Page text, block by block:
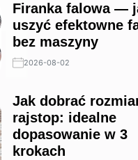
Firanka falowa —
uszyć efektowne
bez maszyny
2026-08-02
Jak dobrać
rajstop: idealne
dopasowanie w 3
krokach